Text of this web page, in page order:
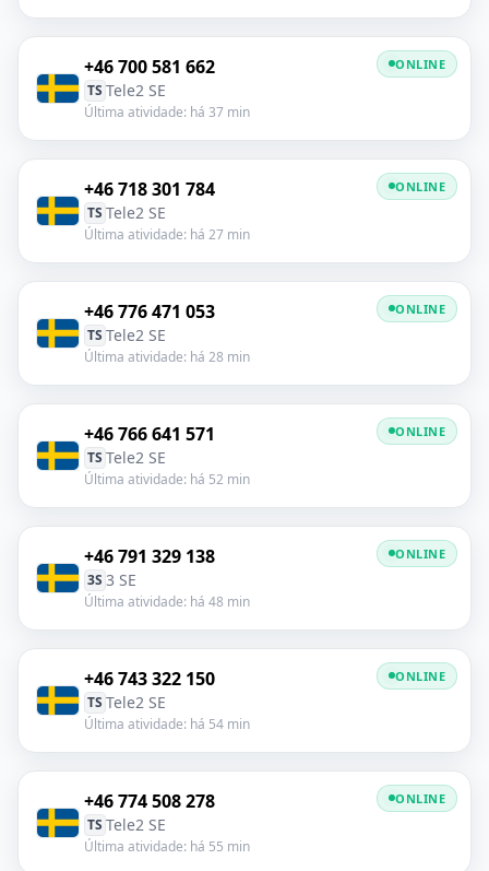
+46 700 581 662
TS Tele2 SE
Última atividade: há 37 min
ONLINE
+46 718 301 784
TS Tele2 SE
Última atividade: há 27 min
ONLINE
+46 776 471 053
TS Tele2 SE
Última atividade: há 28 min
ONLINE
+46 766 641 571
TS Tele2 SE
Última atividade: há 52 min
ONLINE
+46 791 329 138
3S 3 SE
Última atividade: há 48 min
ONLINE
+46 743 322 150
TS Tele2 SE
Última atividade: há 54 min
ONLINE
+46 774 508 278
TS Tele2 SE
Última atividade: há 55 min
ONLINE